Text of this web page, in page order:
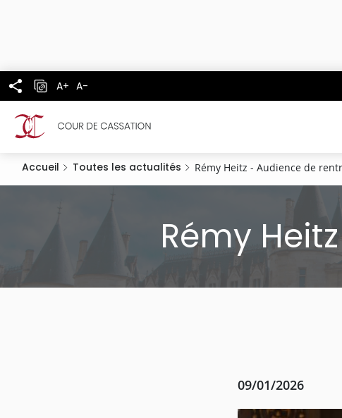
A+ A-
Accueil Toutes les actualités Rémy Heitz - Audience de
Rémy
09/01/2026